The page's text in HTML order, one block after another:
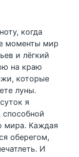
когда
моменты мир
и лёгкий
на краю
которые
луны.
я
мира. Каждая
оберегом,
И